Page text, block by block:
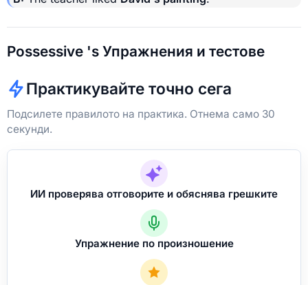
Possessive 's Упражнения и тестове
Практикувайте точно сега
Подсилете правилото на практика. Отнема само 30
секунди.
ИИ проверява отговорите и обяснява грешките
Упражнение по произношение